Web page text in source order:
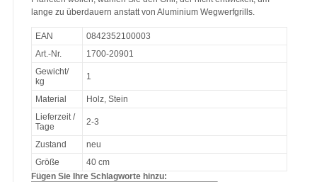
lange zu überdauern anstatt von Aluminium Wegwerfgrills.
EAN
0842352100003
Art.-Nr.
1700-20901
Gewicht/
kg
1
Material
Holz, Stein
Lieferzeit /
Tage
2-3
Zustand
neu
Größe
40 cm
Fügen Sie Ihre Schlagworte hinzu: